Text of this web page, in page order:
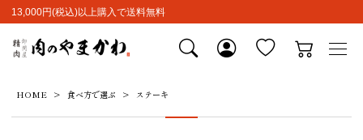
13,000円(税込)以上購入で送料無料
HOME 食べ方で選ぶ ステーキ